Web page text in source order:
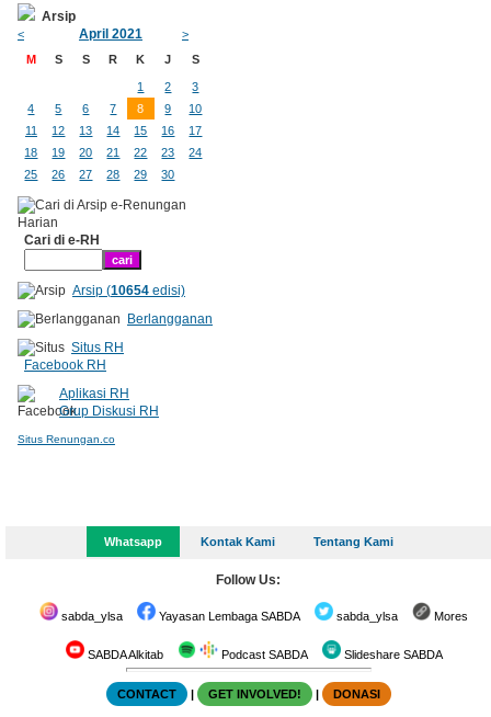
Arsip
< April 2021
>
M
S S R K J S
1 2
3
4
5 6 7 8 9
10
11
12 13 14 15 16
17
18
19 20 21 22 23
24
25
26 27 28 29 30
Cari di e-RH
Arsip (10654edisi)
Berlangganan
Situs RH
Facebook RH
Aplikasi RH
Grup Diskusi RH
Situs Renungan.co
Whatsapp Kontak Kami Tentang Kami
Follow Us:
sabda_ylsa Yayasan Lembaga SABDA sabda_ylsa Mores
SABDA Alkitab Podcast SABDA Slideshare SABDA
CONTACT | GET INVOLVED! | DONASI